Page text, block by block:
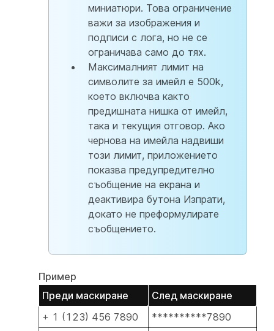
миниатюри. Това ограничение
важи за изображения и
подписи с лога, но не се
ограничава само до тях.
Максималният лимит на
символите за имейл е 500k,
което включва както
предишната нишка от имейл,
така и текущия отговор. Ако
чернова на имейла надвиши
този лимит, приложението
показва предупредително
съобщение на екрана и
деактивира бутона Изпрати,
докато не преформулирате
съобщението.
Пример
Преди маскиране
След маскиране
+ 1 (123) 456 7890
**********7890